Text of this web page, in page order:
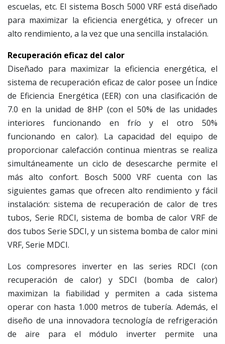
escuelas, etc. El sistema Bosch 5000 VRF está diseñado
para maximizar la eficiencia energética, y ofrecer un
alto rendimiento, a la vez que una sencilla instalación.
Recuperación eficaz del calor
Diseñado para maximizar la eficiencia energética, el
sistema de recuperación eficaz de calor posee un Índice
de Eficiencia Energética (EER) con una clasificación de
7.0 en la unidad de 8HP (con el 50% de las unidades
interiores funcionando en frío y el otro 50%
funcionando en calor). La capacidad del equipo de
proporcionar calefacción continua mientras se realiza
simultáneamente un ciclo de desescarche permite el
más alto confort. Bosch 5000 VRF cuenta con las
siguientes gamas que ofrecen alto rendimiento y fácil
instalación: sistema de recuperación de calor de tres
tubos, Serie RDCI, sistema de bomba de calor VRF de
dos tubos Serie SDCI, y un sistema bomba de calor mini
VRF, Serie MDCI.
Los compresores inverter en las series RDCI (con
recuperación de calor) y SDCI (bomba de calor)
maximizan la fiabilidad y permiten a cada sistema
operar con hasta 1.000 metros de tubería. Además, el
diseño de una innovadora tecnología de refrigeración
de aire para el módulo inverter permite una